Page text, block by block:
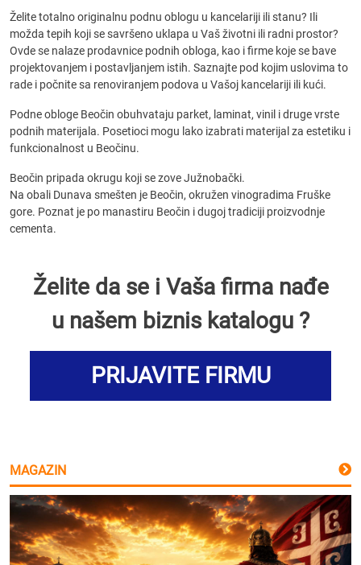
Želite totalno originalnu podnu oblogu u kancelariji ili stanu? Ili
možda tepih koji se savršeno uklapa u Vaš životni ili radni prostor?
Ovde se nalaze prodavnice podnih obloga, kao i firme koje se bave
projektovanjem i postavljanjem istih. Saznajte pod kojim uslovima to
rade i počnite sa renoviranjem podova u Vašoj kancelariji ili kući.
Podne obloge Beočin obuhvataju parket, laminat, vinil i druge vrste
podnih materijala. Posetioci mogu lako izabrati materijal za estetiku i
funkcionalnost u Beočinu.
Beočin pripada okrugu koji se zove Južnobački.
Na obali Dunava smešten je Beočin, okružen vinogradima Fruške
gore. Poznat je po manastiru Beočin i dugoj tradiciji proizvodnje
cementa.
Želite da se i Vaša firma nađe
u našem biznis katalogu ?
PRIJAVITE FIRMU
MAGAZIN